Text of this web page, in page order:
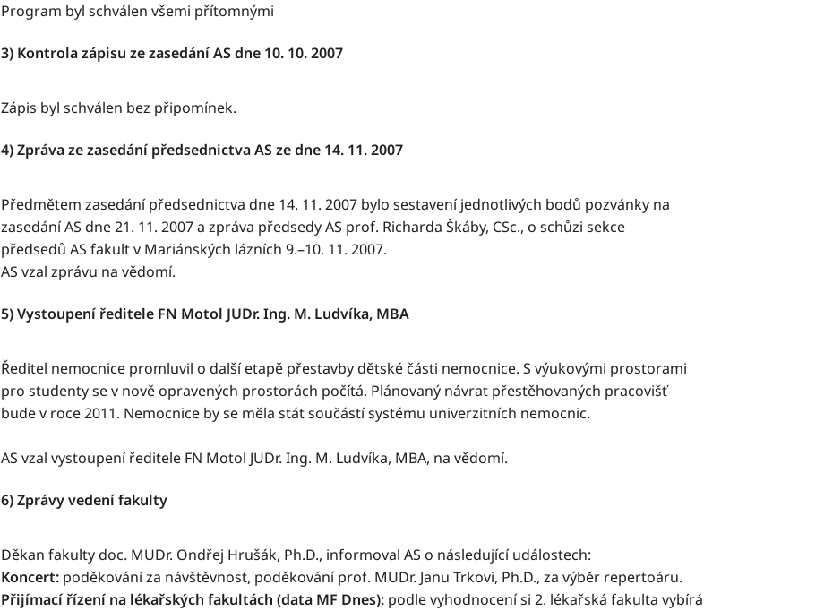
Program byl schválen všemi přítomnými
3) Kontrola zápisu ze zasedání AS dne 10. 10. 2007
Zápis byl schválen bez připomínek.
4) Zpráva ze zasedání předsednictva AS ze dne 14. 11. 2007
Předmětem zasedání předsednictva dne 14. 11. 2007 bylo sestavení jednotlivých bodů pozvánky na
zasedání AS dne 21. 11. 2007 a zpráva předsedy AS prof. Richarda Škáby, CSc., o schůzi sekce
předsedů AS fakult v Mariánských lázních 9.–10. 11. 2007.
AS vzal zprávu na vědomí.
5) Vystoupení ředitele FN Motol JUDr. Ing. M. Ludvíka, MBA
Ředitel nemocnice promluvil o další etapě přestavby dětské části nemocnice. S výukovými prostorami
pro studenty se v nově opravených prostorách počítá. Plánovaný návrat přestěhovaných pracovišť
bude v roce 2011. Nemocnice by se měla stát součástí systému univerzitních nemocnic.
AS vzal vystoupení ředitele FN Motol JUDr. Ing. M. Ludvíka, MBA, na vědomí.
6) Zprávy vedení fakulty
Děkan fakulty doc. MUDr. Ondřej Hrušák, Ph.D., informoval AS o následující událostech:
Koncert: poděkování za návštěvnost, poděkování prof. MUDr. Janu Trkovi, Ph.D., za výběr repertoáru.
Přijímací řízení na lékařských fakultách (data MF Dnes): podle vyhodnocení si 2. lékařská fakulta vybírá